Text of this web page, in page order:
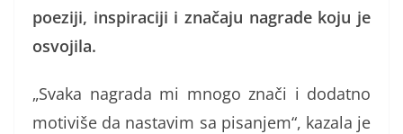
poeziji, inspiraciji i značaju nagrade koju je
osvojila.
„Svaka nagrada mi mnogo znači i dodatno
motiviše da nastavim sa pisanjem“, kazala je